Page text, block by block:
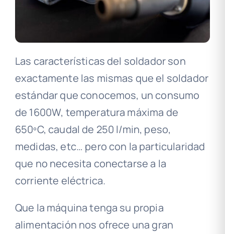
Las características del soldador son
exactamente las mismas que el soldador
estándar que conocemos, un consumo
de 1600W, temperatura máxima de
650ºC, caudal de 250 l/min, peso,
medidas, etc… pero con la particularidad
que no necesita conectarse a la
corriente eléctrica.
Que la máquina tenga su propia
alimentación nos ofrece una gran